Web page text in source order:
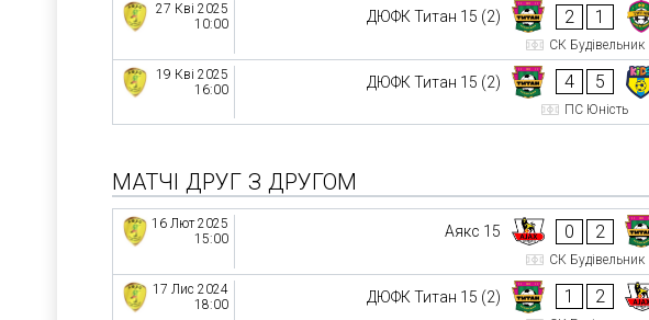
27 Кві 2025
10:00
ДЮФК Титан 15 (2) 2 1
СК Будівельник
19 Кві 2025
16:00
ДЮФК Титан 15 (2) 4 5
ПС Юність
МАТЧІ ДРУГ З ДРУГОМ
16 Лют 2025
15:00
Аякс 15 0 2
СК Будівельник
17 Лис 2024
18:00
ДЮФК Титан 15 (2) 1 2